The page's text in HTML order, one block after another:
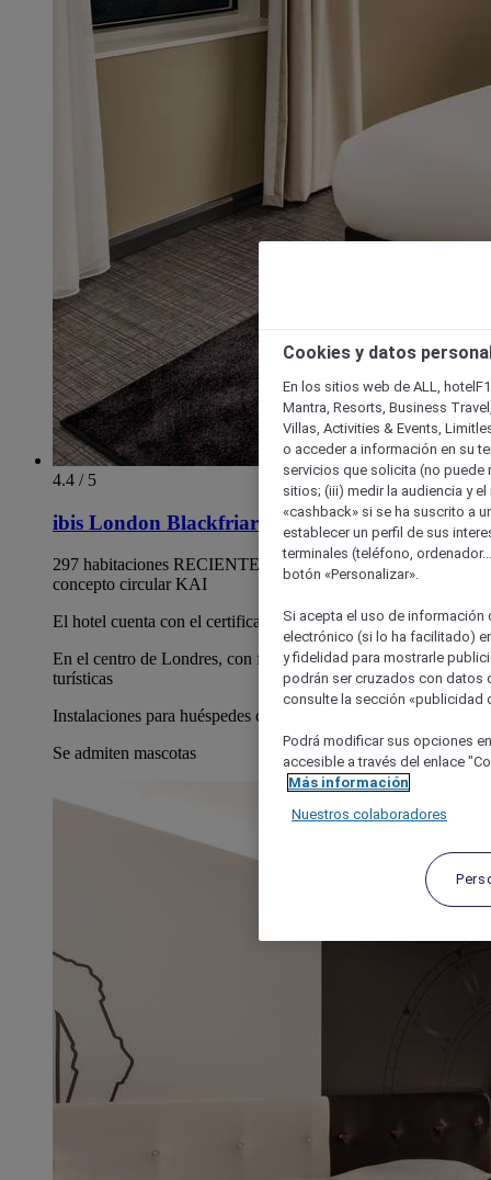
4.4 / 5
ibis London Blackfriars
297 habitaciones RECIENTEMENTE RENOVADAS con el
concepto circular KAI
El hotel cuenta con el certificado Llave Verde
En el centro de Londres, con fácil acceso a las atracciones
turísticas
Instalaciones para huéspedes con limitaciones físicas
Se admiten mascotas
Cookies y datos
En los sitios web de ALL,
Mantra, Resorts, Business
Villas, Activities & Events,
o acceder a información en su
servicios que solicita (no puede
sitios; (iii) medir la audiencia y
«cashback» si se ha suscrito a
establecer un perfil de sus
terminales (teléfono,
botón «Personalizar».
Si acepta el uso de
electrónico (si lo ha facilitado)
y fidelidad para mostrarle
podrán ser cruzados con datos
consulte la sección «publicidad
Podrá modificar sus opciones
accesible a través del enlace
Más información
Nuestros colaboradores